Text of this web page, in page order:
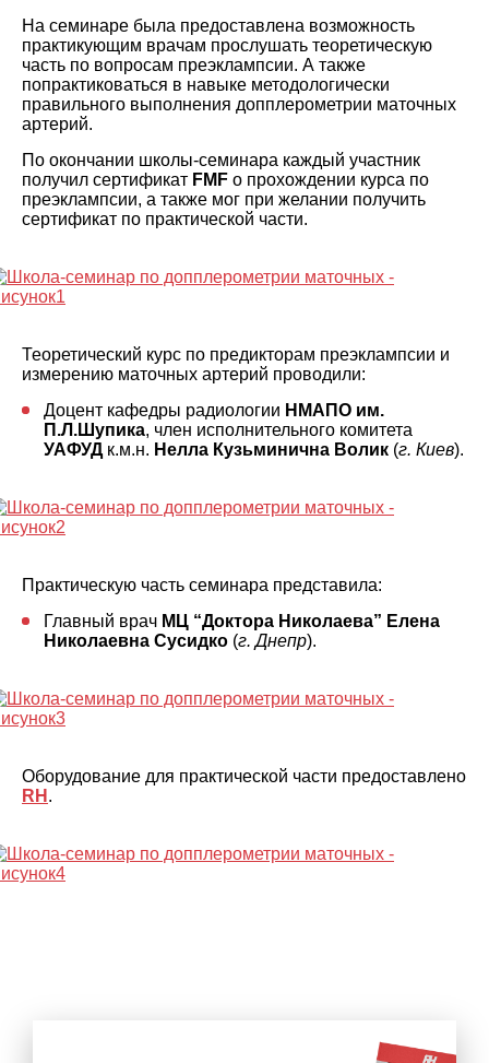
На семинаре была предоставлена возможность
практикующим врачам прослушать теоретическую
часть по вопросам преэклампсии. А также
попрактиковаться в навыке методологически
правильного выполнения допплерометрии маточных
артерий.
По окончании школы-семинара каждый участник
получил сертификат FMF о прохождении курса по
преэклампсии, а также мог при желании получить
сертификат по практической части.
Теоретический курс по предикторам преэклампсии и
измерению маточных артерий проводили:
Доцент кафедры радиологии НМАПО им.
П.Л.Шупика, член исполнительного комитета
УАФУДк.м.н. Нелла Кузьминична Волик (г. Киев).
Практическую часть семинара представила:
Главный врач МЦ “Доктора Николаева” Елена
Николаевна Сусидко (г. Днепр).
Оборудование для практической части предоставлено
RH .